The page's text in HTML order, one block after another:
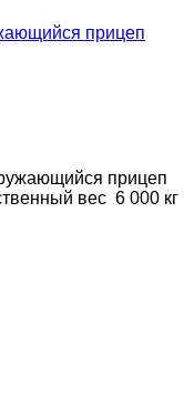
прицеп
прицеп
вес 6 000 кг